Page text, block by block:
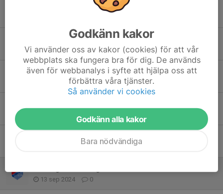
Välkomna till inomhussäsongen 2025/2026
Höstsäsongen har dragit igång.
18 aug 2025 0
Sommaruppehåll
23 jun 2025 0
0
13 sep 2024 0
Godkänn kakor
Vi använder oss av kakor (cookies) för att vår
webbplats ska fungera bra för dig. De används
även för webbanalys i syfte att hjälpa oss att
förbättra våra tjänster.
Så använder vi cookies
Godkänn alla kakor
Bara nödvändiga